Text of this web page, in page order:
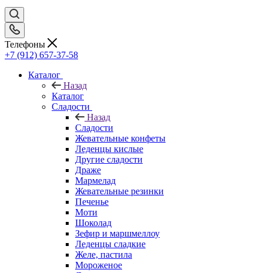
Телефоны
+7 (912) 657-37-58
Каталог
Назад
Каталог
Сладости
Назад
Сладости
Жевательные конфеты
Леденцы кислые
Другие сладости
Драже
Мармелад
Жевательные резинки
Печенье
Моти
Шоколад
Зефир и маршмеллоу
Леденцы сладкие
Желе, пастила
Мороженое